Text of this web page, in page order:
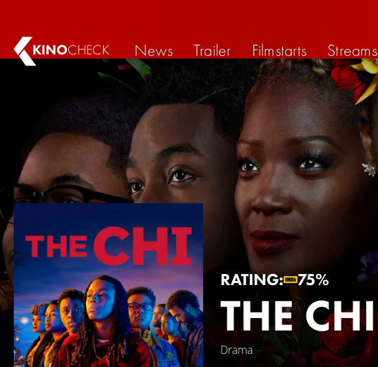
KINOCHECK News Trailer Filmstarts Streams
RATING: 75%
THE CHI
Drama